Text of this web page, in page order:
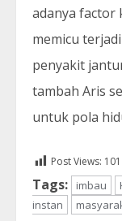
adanya factor
memicu
penyakit
tambah Aris
untuk pola
Post Views: 101
Tags: imbau
instan